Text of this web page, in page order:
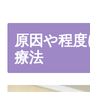
原因や程
療法